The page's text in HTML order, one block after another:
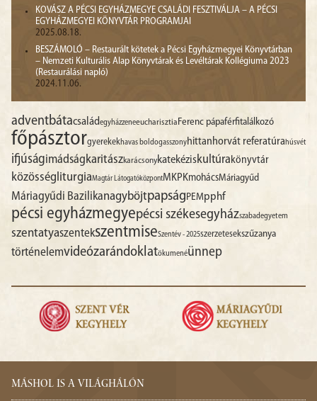
KOVÁSZ A PÉCSI EGYHÁZMEGYE CSALÁDI FESZTIVÁLJA – A PÉCSI
EGYHÁZMEGYEI KÖNYVTÁR PROGRAMJAI
2025.08.18.
BESZÁMOLÓ – Restaurált kötetek a Pécsi Egyházmegyei Könyvtárban
– Nemzeti Kulturális Alap Könyvtárak és Levéltárak Kollégiuma 2023
(Restaurálási napló)
2024.11.06.
adventbátacsaládegyházzeneeucharisztiaFerenc pápaférfitalálkozó
főpásztorgyerekekhavas boldogasszonyhittanhorvát referatúrahúsvét
ifjúságimádságkaritászkarácsonykatekéziskultúrakönyvtár
közösségliturgiaMagtár LátogatóközpontMKPKmohácsMáriagyűd
Máriagyűdi BazilikanagyböjtpapságPEMpphf
pécsi egyházmegyepécsi székesegyházszabadegyetem
szentatyaszentekszentmiseSzentév - 2025szerzetesekszűzanya
történelemvideózarándoklatökumenéünnep
MÁSHOL IS A VILÁGHÁLÓN